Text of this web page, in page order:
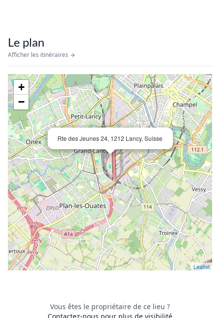
Le plan
Afficher les itinéraires
Rte des Jeunes 24, 1212 Lancy, Suisse
+
−
Leaflet
Vous êtes le propriétaire de ce lieu ?